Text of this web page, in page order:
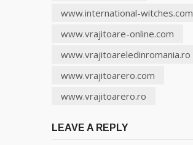
www.international-witches.com
www.vrajitoare-online.com
www.vrajitoareledinromania.ro
www.vrajitoarero.com
www.vrajitoarero.ro
LEAVE A REPLY